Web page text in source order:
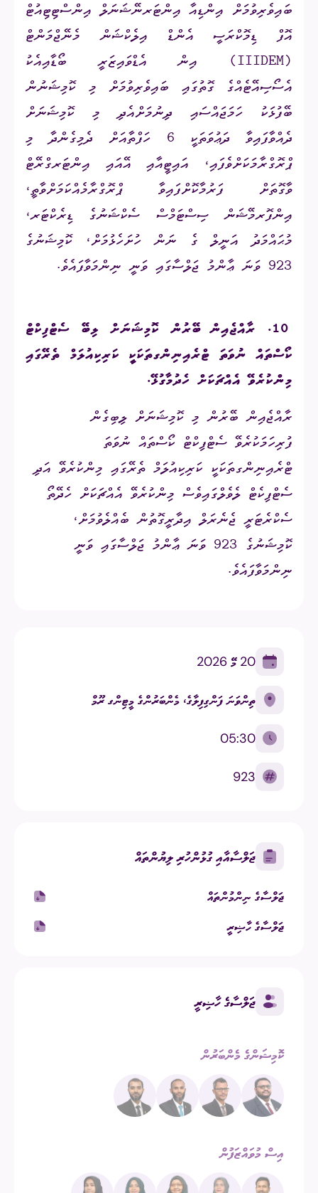
ބައިވެރިވުމަށް އިންޑިއާ އިންޓަރނޭޝަނަލް އިންސްޓިޓިއުޓް
އޮފް ޑިމޮކްރަސީ އެންޑް އިލެކްޝަން މެނޭޖްމަންޓް
(IIIDEM) އިން އެޑްވައިޒަރީ ބޯޑާއިއެކު
އެސޯސިއޭޓެއްގެ ގޮތުގައި ބައިވެރިވުމަށް މި ކޮމިޝަނުން
ބޭފުޅަކު ހަމަޖައްސައި ދިނުމަށްއެދި މި ކޮމިޝަނަށް
ދެއްވާފައިވާ ދަޢުވަތަކީ 6 ހަފްތާއަށް ދެމިގެންދާ މި
ޕްރޮގްރާމަކަށްވެފައި، އައިޓީއާއި އޭއައި އިންޓަރގްރޭޓް
ވާގޮތަށް ފަރުމާކޮށްފައިވާ ޕްރޮގްރާމެއްކަމަށްވާތީ،
އިންފޮރމޭޝަން ސިސްޓަމްސް ސެކްޝަނުގެ ޑިރެކްޓަރ،
މުޙައްމަދު އަނީލް ގެ ނަން ހުށަހެޅުމަށް، ކޮމިޝަނުގެ
923 ވަނަ ޢާންމު ޖަލްސާގައި ވަނީ ނިންމަވާފައެވެ.
10.
ރާއްޖެއިން ބޭރުން ކޮމިޝަނަށް ލިބޭ ސެޓްފިކްޓް
ކޯސްތައް ނުވަތަ ޓްރެއިނިންގތަކަކީ ކަރިކިއުލަމް ތެރޭގައި
މިންކުރެވޭ އެއްޗަކަށް ހެދުމާގުޅޭ.
ރާއްޖެއިން ބޭރުން މި ކޮމިޝަނަށް ލިބިގެން
ފުރިހަމަކުރެވޭ ސެޓްފިކްޓް ކޯސްތައް ނުވަތަ
ޓްރެއިނިންގތަކަކީ ކަރިކިއުލަމް ތެރޭގައި މިންކުރެވޭ އަދި
ސެޓްފިކެޓް ލެވެލްގައިވެސް މިންކުރެވޭ އެއްޗަކަށް ހެދޭތޯ
ސެކްރެޓަރީ ޖެނެރަލް އިދާރީގޮތުން ބެއްލެވުމަށް،
ކޮމިޝަނުގެ 923 ވަނަ ޢާންމު ޖަލްސާގައި ވަނީ
ނިންމަވާފައެވެ.
20 މޭ 2026
ތިންވަނަ ފަންގިފިލާގެ، މެންބަރުންގެ މީޓިންގ ރޫމް
05:30
923
ޖަލްސާއާއި ގުޅުންހުރި ލިޔުންތައް
ޖަލްސާގެ ނިންމުންތައް
ޖަލްސާގެ ހާޟިރީ
ޖަލްސާގެ ހާޟިރީ
ކޮމިޝަންގެ މެންބަރުން
އިސް މުވައްޒަފުން